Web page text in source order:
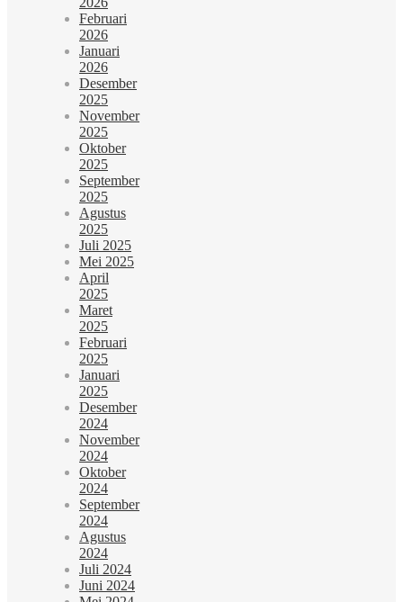
Februari
2026
Januari
2026
Desember
2025
November
2025
Oktober
2025
September
2025
Agustus
2025
Juli 2025
Mei 2025
April
2025
Maret
2025
Februari
2025
Januari
2025
Desember
2024
November
2024
Oktober
2024
September
2024
Agustus
2024
Juli 2024
Juni 2024